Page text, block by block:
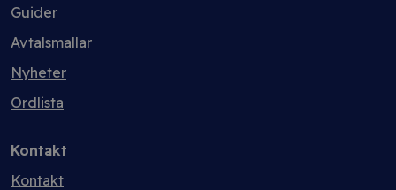
Guider
Avtalsmallar
Nyheter
Ordlista
Kontakt
Kontakt